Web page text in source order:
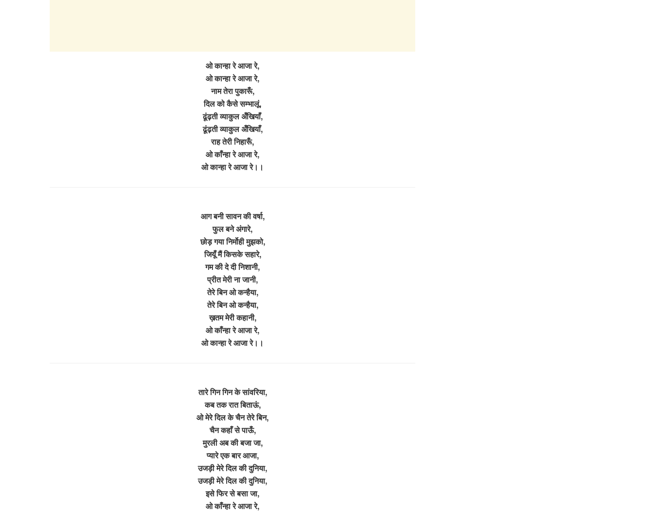
ओ कान्हा रे आजा रे,
ओ कान्हा रे आजा रे,
नाम तेरा पुकारूँ,
दिल को कैसे सम्भालूं,
ढूंढ़ती व्याकुल अँखियाँ,
ढूंढ़ती व्याकुल अँखियाँ,
राह तेरी निहारूँ,
ओ काँन्हा रे आजा रे,
ओ कान्हा रे आजा रे।।
आग बनी सावन की वर्षा,
फुल बने अंगारे,
छोड़ गया निर्मोही मुझको,
जियूँ मैं किसके सहारे,
गम की दे दी निशानी,
प्रीत मेरी ना जानी,
तेरे बिन ओ कन्हैया,
तेरे बिन ओ कन्हैया,
ख़तम मेरी कहानी,
ओ काँन्हा रे आजा रे,
ओ कान्हा रे आजा रे।।
तारे गिन गिन के सांवरिया,
कब तक रात बिताऊं,
ओ मेरे दिल के चैन तेरे बिन,
चैन कहाँ से पाऊँ,
मुरली अब की बजा जा,
प्यारे एक बार आजा,
उजड़ी मेरे दिल की दुनिया,
उजड़ी मेरे दिल की दुनिया,
इसे फिर से बसा जा,
ओ काँन्हा रे आजा रे,